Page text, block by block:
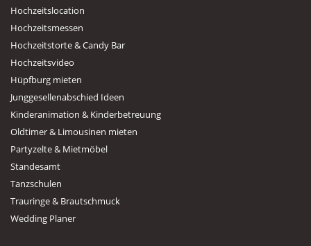
Hochzeitslocation
Hochzeitsmessen
Hochzeitstorte & Candy Bar
Hochzeitsvideo
Hüpfburg mieten
Junggesellenabschied Ideen
Kinderanimation & Kinderbetreuung
Oldtimer & Limousinen mieten
Partyzelte & Mietmöbel
Standesamt
Tanzschulen
Trauringe & Brautschmuck
Wedding Planer